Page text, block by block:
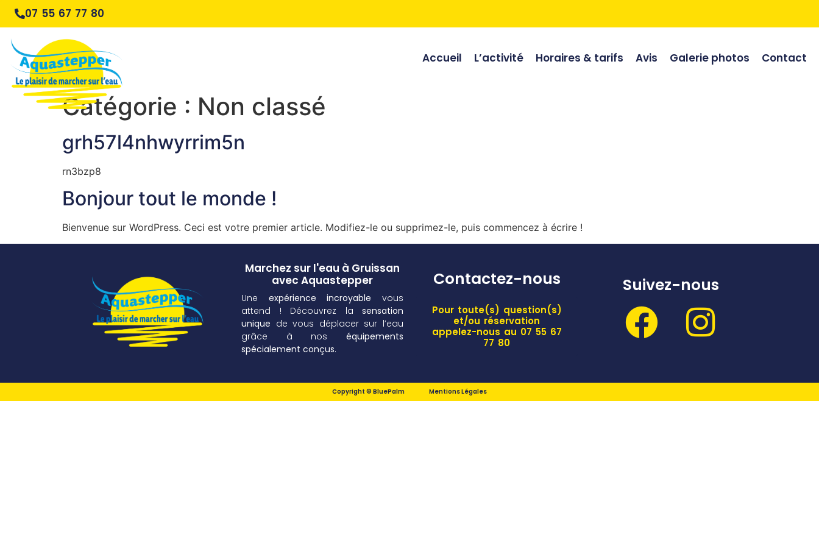
07 55 67 77 80
Accueil L’activité Horaires & tarifs Avis Galerie photos Contact
Catégorie : Non classé
grh57l4nhwyrrim5n
rn3bzp8
Bonjour tout le monde !
Bienvenue sur WordPress. Ceci est votre premier article. Modifiez-le ou supprimez-le, puis commencez à écrire !
Marchez sur l'eau à Gruissan
avec Aquastepper
Une expérience incroyable vous
attend ! Découvrez la sensation
unique de vous déplacer sur l’eau
grâce à nos équipements
spécialement conçus.
Contactez-nous
Pour toute(s) question(s)
et/ou réservation
appelez-nous au 07 55 67
77 80
Suivez-nous
Copyright © BluePalm Mentions Légales